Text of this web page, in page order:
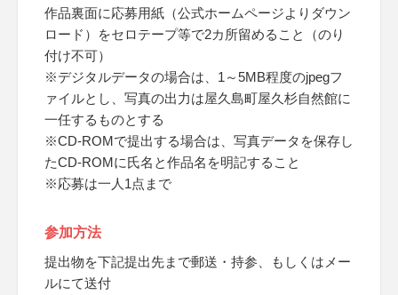
作品裏面に応募用紙（公式ホームページよりダウン
ロード）をセロテープ等で2カ所留めること（のり
付け不可）
※デジタルデータの場合は、1～5MB程度のjpegフ
ァイルとし、写真の出力は屋久島町屋久杉自然館に
一任するものとする
※CD-ROMで提出する場合は、写真データを保存し
たCD-ROMに氏名と作品名を明記すること
※応募は一人1点まで
参加方法
提出物を下記提出先まで郵送・持参、もしくはメー
ルにて送付